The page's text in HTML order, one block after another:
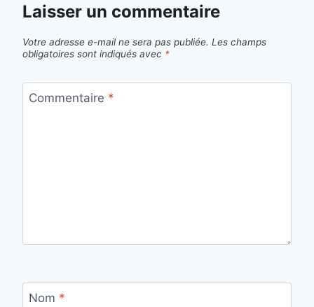
Laisser un commentaire
Votre adresse e-mail ne sera pas publiée. Les champs
obligatoires sont indiqués avec *
Commentaire *
Nom *